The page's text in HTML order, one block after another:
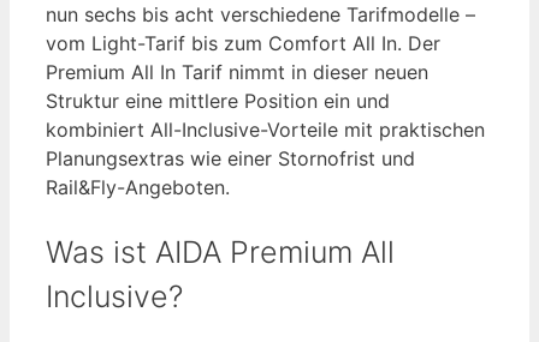
nun sechs bis acht verschiedene Tarifmodelle –
vom Light-Tarif bis zum Comfort All In. Der
Premium All In Tarif nimmt in dieser neuen
Struktur eine mittlere Position ein und
kombiniert All-Inclusive-Vorteile mit praktischen
Planungsextras wie einer Stornofrist und
Rail&Fly-Angeboten.
Was ist AIDA Premium All
Inclusive?